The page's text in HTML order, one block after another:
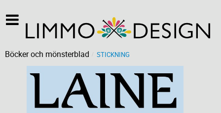
Böcker och mönsterblad STICKNING